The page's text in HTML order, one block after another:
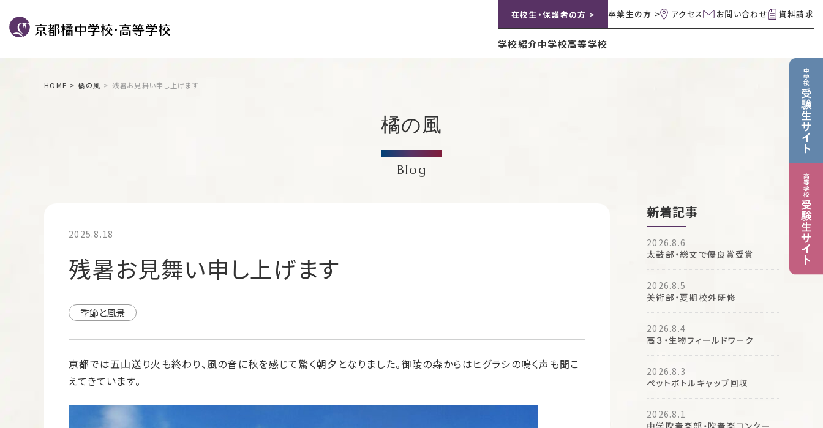
在校生・保護者の方 > 卒業生の方 > アクセス お問い合わせ 資料請求
学校紹介中学校高等学校
HOME 橘の風 残暑お見舞い申し上げます
橘の風
Blog
2025.8.18
残暑お見舞い申し上げます
季節と風景
京都では五山送り火も終わり、風の音に秋を感じて驚く朝夕となりました。御陵の森からはヒグラシの鳴く声も聞こ
えてきています。
新着記事
2026.8.6
太鼓部・総文で優良賞受賞
2026.8.5
美術部・夏期校外研修
2026.8.4
高３・生物フィールドワーク
2026.8.3
ペットボトルキャップ回収
2026.8.1
中学吹奏楽部・吹奏楽コンクー